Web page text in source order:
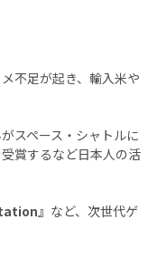
不足が起き、輸入米や
スペース・シャトルに
賞するなど日本人の活
』 など、次世代ゲ